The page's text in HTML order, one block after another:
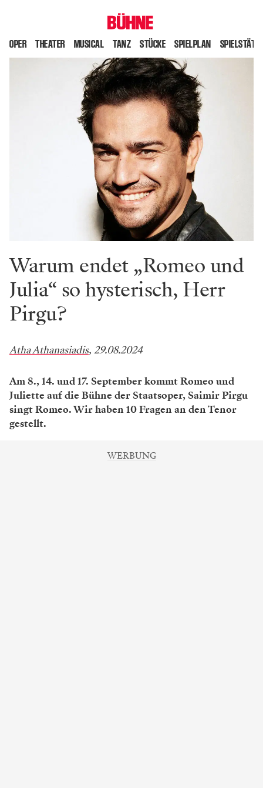
OPER THEATER MUSICAL TANZ STÜCKE SPIELPLAN
Warum endet „Romeo und
Julia“ so hysterisch, Herr
Pirgu?
Atha Athanasiadis, 29.08.2024
Am 8., 14. und 17. September kommt Romeo und
Juliette auf die Bühne der Staatsoper, Saimir Pirgu
singt Romeo. Wir haben 10 Fragen an den Tenor
gestellt.
WERBUNG